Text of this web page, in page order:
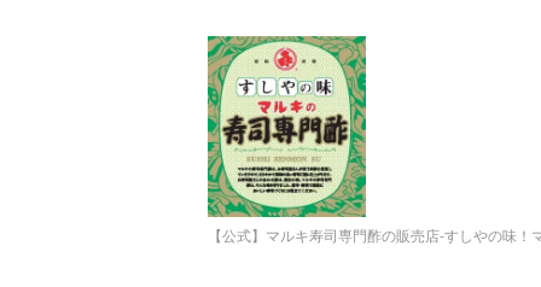
【公式】マルキ寿司専門酢の販売店-すしやの味！